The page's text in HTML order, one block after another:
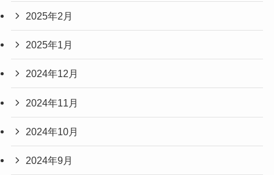
2025年2月
2025年1月
2024年12月
2024年11月
2024年10月
2024年9月